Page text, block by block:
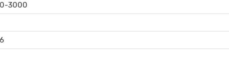
3000